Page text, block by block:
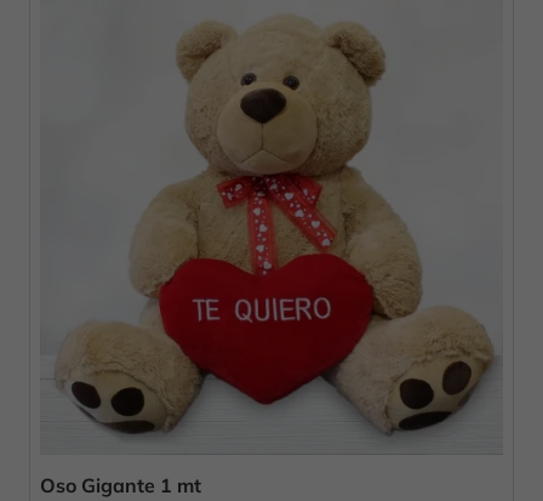
Oso Gigante 1 mt